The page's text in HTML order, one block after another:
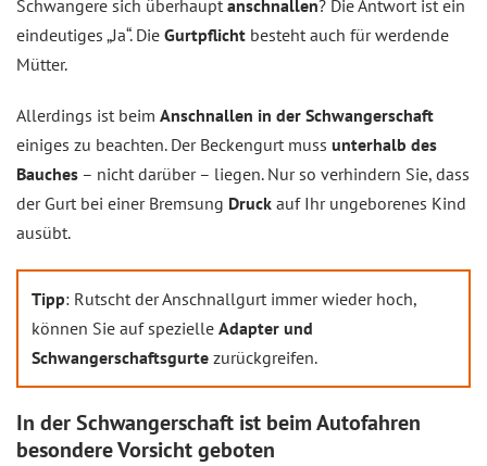
Schwangere sich überhaupt anschnallen? Die Antwort ist ein
eindeutiges „Ja“. Die Gurtpflicht besteht auch für werdende
Mütter.
Allerdings ist beim Anschnallen in der Schwangerschaft
einiges zu beachten. Der Beckengurt muss unterhalb des
Bauches – nicht darüber – liegen. Nur so verhindern Sie, dass
der Gurt bei einer Bremsung Druck auf Ihr ungeborenes Kind
ausübt.
Tipp: Rutscht der Anschnallgurt immer wieder hoch,
können Sie auf spezielle Adapter und
Schwangerschaftsgurte zurückgreifen.
In der Schwangerschaft ist beim Autofahren
besondere Vorsicht geboten